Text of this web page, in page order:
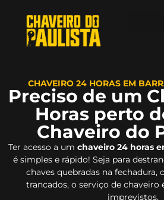
CHAVEIRO 24 HORAS EM
Preciso de um
Horas perto
Chaveiro do
Ter acesso a um chaveiro 24 horas
é simples e rápido! Seja para
chaves quebradas na fechadura,
trancados, o serviço de chaveiro
imprevistos.